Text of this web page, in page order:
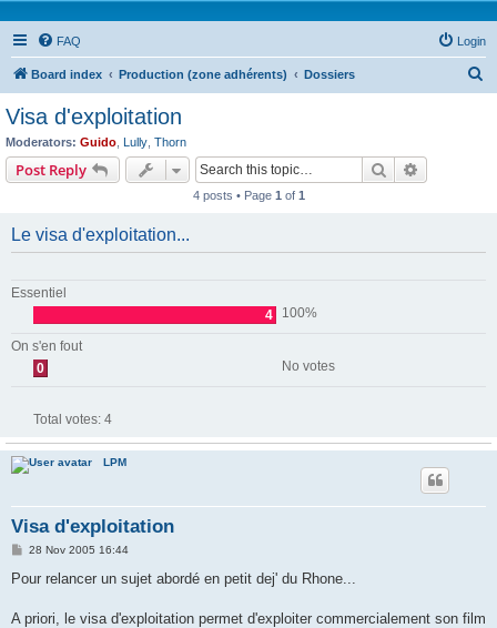
FAQ Login
Board index Production (zone adhérents) Dossiers
Visa d'exploitation
Moderators: Guido Lully Thorn
Post Reply Search
4 posts • Page 1 of 1
Le visa d'exploitation...
Essentiel
4
100%
On s'en fout
0
No votes
Total votes: 4
LPM
Visa d'exploitation
P
s
28 Nov 2005 16:44
Pour relancer un sujet abordé en petit dej' du Rhone...
A priori, le visa d'exploitation permet d'exploiter commercialement son film